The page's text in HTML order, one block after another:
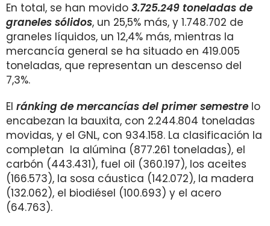
En total, se han movido 3.725.249 toneladas de
graneles sólidos, un 25,5% más, y 1.748.702 de
graneles líquidos, un 12,4% más, mientras la
mercancía general se ha situado en 419.005
toneladas, que representan un descenso del
7,3%.
El ránking de mercancías del primer semestre lo
encabezan la bauxita, con 2.244.804 toneladas
movidas, y el GNL, con 934.158. La clasificación la
completan la alúmina (877.261 toneladas), el
carbón (443.431), fuel oil (360.197), los aceites
(166.573), la sosa cáustica (142.072), la madera
(132.062), el biodiésel (100.693) y el acero
(64.763).